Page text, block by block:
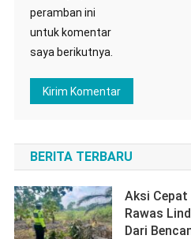
peramban ini
untuk komentar
saya berikutnya.
BERITA TERBARU
Aksi
Rawas
Dari